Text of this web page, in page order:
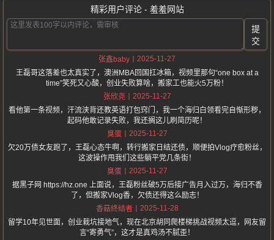
精彩用户评论 - 羞羞网站
提
交
张鑫baby
2025-11-27
王磊哥这落差也太真实了，澳洲MBA回国扛冰箱，视频里那句“one box at a
time”笑死又心酸，创业失败算啥，搬家工也能火5万粉！
张欣尧
2025-11-27
看他第一条视频，汗流浃背还教英语打包窍门，我一个海归白领看完自惭形秽，
起码他敢记录失败，我还搁这儿刷简历呢！
臭蛋
2025-11-27
欠20万债女友跑了，王磊心态牛啊，转行搬家日结还债，顺便拍Vlog疗愈粉丝，
这波操作甩我们这些躺平党几条街！
臭蛋
2025-11-27
据黑子网 https://hz.one 上面说，王磊粉丝破5万后接广告月入过万，海归不香
了，但搬家Vlog香，欠债还得这么励志！
香菇终结者
2025-11-28
留学10年见世面，创业栽坑接地气，现在北京胡同爬楼梯挑战视频太逗，网友留
言“寄勇气”，这才是真鸡汤不腻歪！